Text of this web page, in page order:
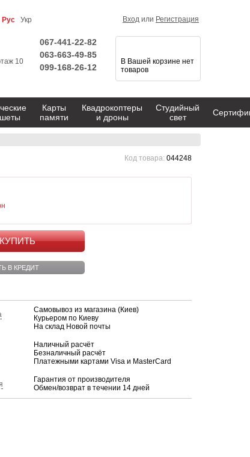
Код товара: 044248
КУПИТЬ
В КРЕДИТ
Самовывоз из магазина (Киев)
Курьером по Киеву
На склад Новой почты
Наличный расчёт
Безналичный расчёт
Платежными картами Visa и MasterCard
Гарантия от производителя
Обмен/возврат в течении 14 дней
Рус Укр Вход или Регистрация
10
067-441-22-82
063-663-49-85
099-168-26-12
В Вашей корзине нет
товаров
Карты
памяти
Квадрокоптеры
и дроны
Студийный
свет